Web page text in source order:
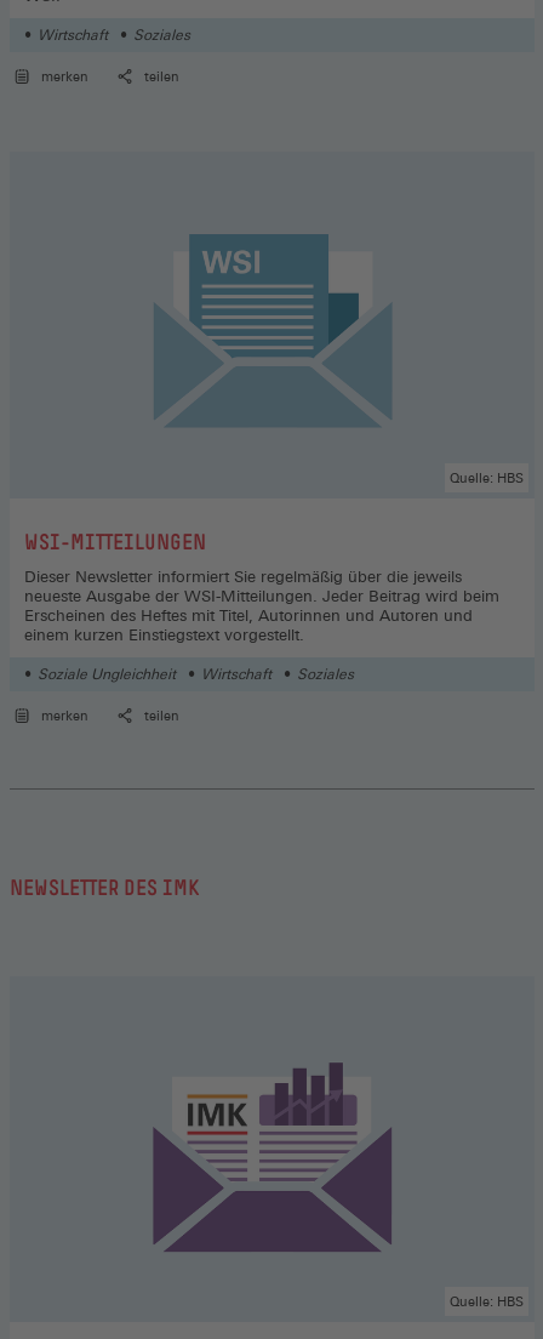
Wirtschaft Soziales
merken teilen
:WSI-MITTEILUNGEN
Dieser Newsletter informiert Sie regelmäßig über die jeweils
neueste Ausgabe der WSI-Mitteilungen. Jeder Beitrag wird beim
Erscheinen des Heftes mit Titel, Autorinnen und Autoren und
einem kurzen Einstiegstext vorgestellt.
Quelle: HBS
Soziale Ungleichheit Wirtschaft Soziales
merken teilen
NEWSLETTER DES IMK
Quelle: HBS